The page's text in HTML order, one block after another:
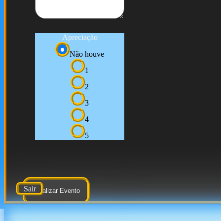
Apreciação
Não houve
1
2
3
4
5
Atualizar Evento
Sair